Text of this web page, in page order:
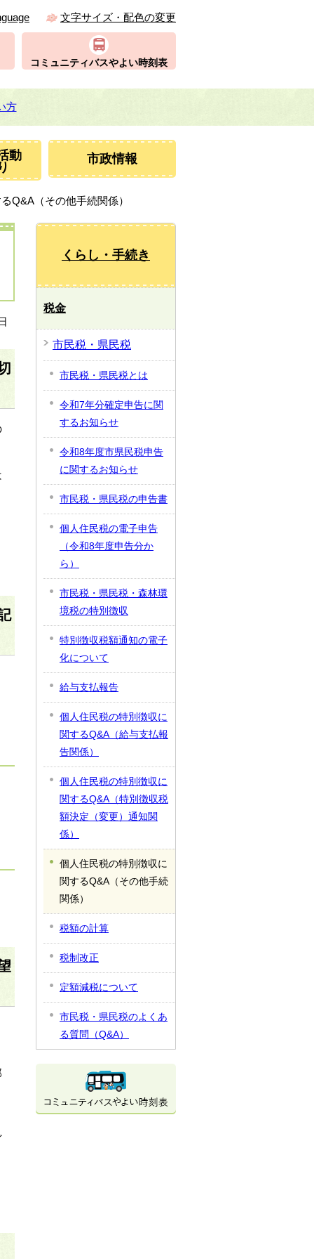
文字サイズ・配色の変更
コミュニティバスやよい時刻表
方
動
市政情報
Q&A（その他手続関係）
くらし・手続き
税金
市民税・県民税
市民税・県民税とは
令和7年分確定申告に関
するお知らせ
令和8年度市県民税申告
に関するお知らせ
市民税・県民税の申告書
個人住民税の電子申告
（令和8年度申告分か
ら）
市民税・県民税・森林環
境税の特別徴収
特別徴収税額通知の電子
化について
給与支払報告
個人住民税の特別徴収に
関するQ&A（給与支払報
告関係）
個人住民税の特別徴収に
関するQ&A（特別徴収税
額決定（変更）通知関
係）
個人住民税の特別徴収に
関するQ&A（その他手続
関係）
税額の計算
税制改正
定額減税について
市民税・県民税のよくあ
る質問（Q&A）